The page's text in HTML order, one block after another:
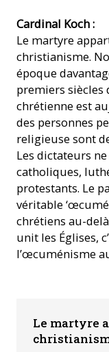
Cardinal Koch :
Le martyre
christianisme.
époque
premiers
chrétienne est
des personnes
religieuse sont
Les dictateurs
catholiques,
protestants. Le
véritable
chrétiens au-
unit les Églises,
l’œcuménisme
Le martyre